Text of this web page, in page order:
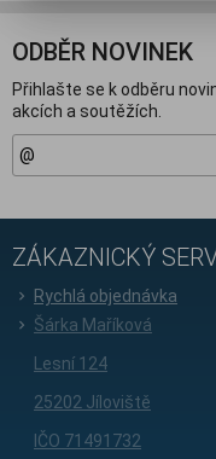
ODBĚR NOVINEK
Přihlašte se k odběru
akcích a soutěžích.
ZÁKAZNICKÝ
Rychlá objednávka
Šárka Maříková
Lesní 124
25202 Jíloviště
IČO 71491732